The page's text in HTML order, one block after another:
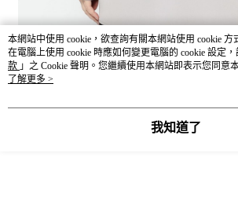
本網站中使用 cookie，欲查詢有關本網站使用 cookie
在電腦上使用 cookie 時應如何變更電腦的 cookie 設定
款 」之 Cookie 聲明。您繼續使用本網站即表示您同意
之 Cookie 聲明使用 cookie。
了解更多 >
我知道了